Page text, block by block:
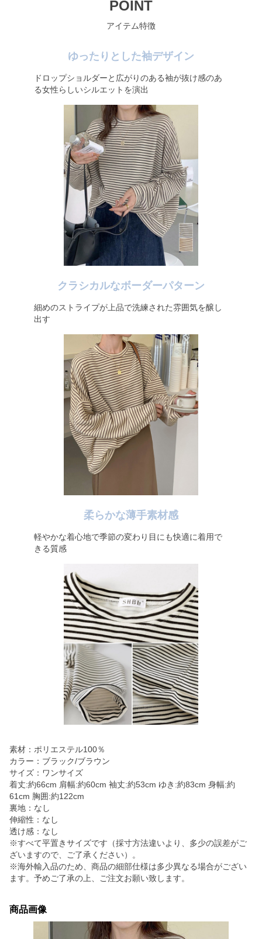
POINT
アイテム特徴
ゆったりとした袖デザイン
ドロップショルダーと広がりのある袖が抜け感のあ
る女性らしいシルエットを演出
クラシカルなボーダーパターン
細めのストライプが上品で洗練された雰囲気を醸し
出す
柔らかな薄手素材感
軽やかな着心地で季節の変わり目にも快適に着用で
きる質感
素材：ポリエステル100％
カラー：ブラック/ブラウン
サイズ：ワンサイズ
着丈:約66cm 肩幅:約60cm 袖丈:約53cm ゆき:約83cm 身幅:約
61cm 胸囲:約122cm
裏地：なし
伸縮性：なし
透け感：なし
※すべて平置きサイズです（採寸方法違いより、多少の誤差がご
ざいますので、ご了承ください）。
※海外輸入品のため、商品の細部仕様は多少異なる場合がござい
ます。予めご了承の上、ご注文お願い致します。
商品画像